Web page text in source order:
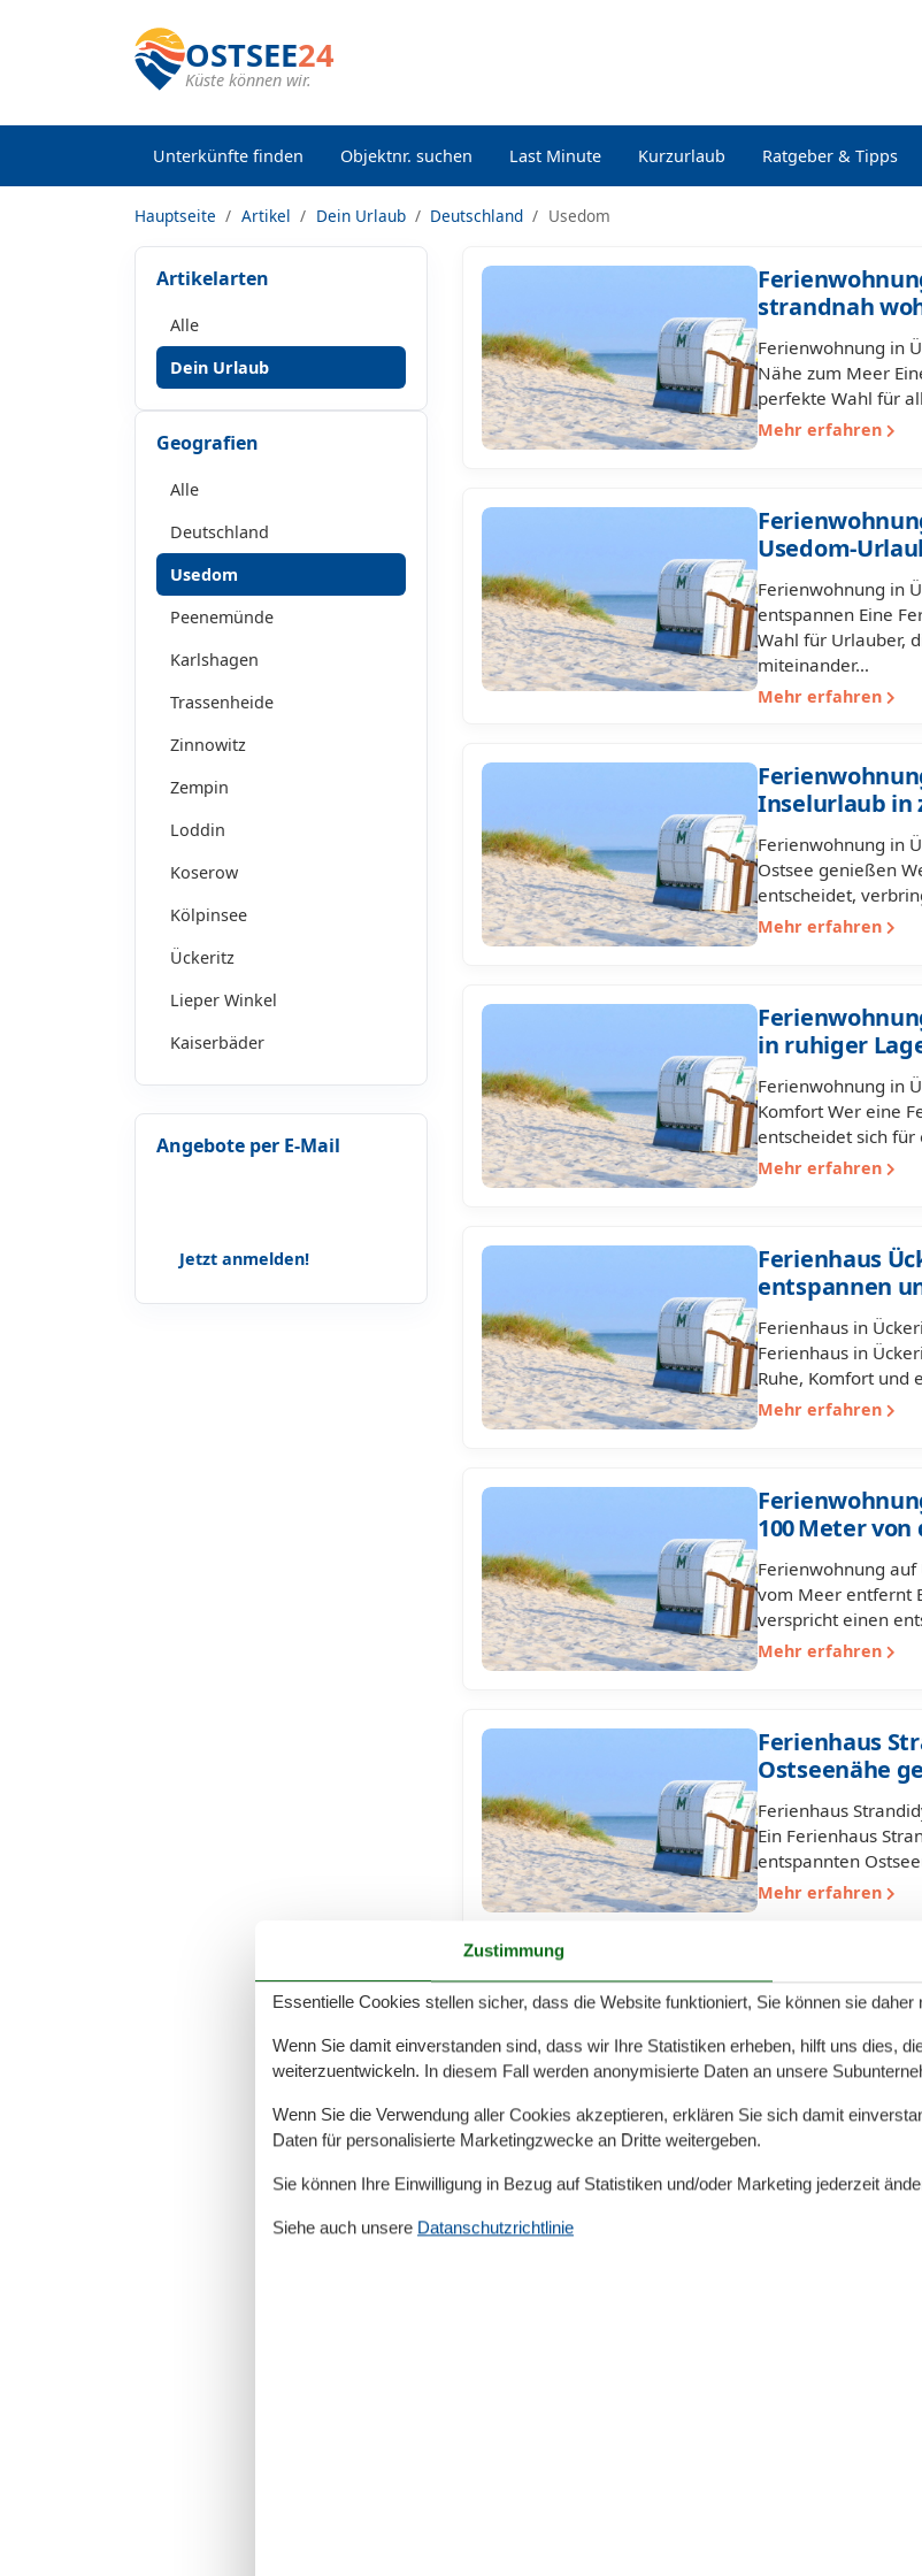
OSTSEE24
Küste können wir.
Unterkünfte finden Objektnr. suchen Last Minute Kurzurlaub Ratgeber & Tipps
Hauptseite Artikel Dein Urlaub Deutschland Usedom
strandnah
Ferienwohnung in
Nähe zum Meer
perfekte Wahl für
Mehr erfahren
Usedom-
Ferienwohnung in
entspannen Eine
Wahl für Urlauber,
miteinander…
Mehr erfahren
Inselurlaub in
Ferienwohnung in
Ostsee genießen
entscheidet,
Mehr erfahren
in ruhiger
Ferienwohnung in
Komfort Wer eine
entscheidet sich
Mehr erfahren
Ferienhaus
entspannen
Ferienhaus in
Ferienhaus in
Ruhe, Komfort und
Mehr erfahren
100 Meter
Ferienwohnung
vom Meer entfernt
verspricht einen
Mehr erfahren
Ferienhaus
Ostseenähe
Ferienhaus
Ein Ferienhaus
entspannten
Mehr erfahren
Bungalow
Ostseenähe
Bungalow in
entfernt Ein
Ostseenähe. Bitte
Urlaub in
Urlaub in
Ostsee entfernt
Tage inmitten
Trassenheide
Artikelarten
Alle
Dein Urlaub
Geografien
Alle
Deutschland
Usedom
Peenemünde
Karlshagen
Trassenheide
Zinnowitz
Zempin
Loddin
Koserow
Kölpinsee
Ückeritz
Lieper Winkel
Kaiserbäder
Angebote per E-Mail
Jetzt anmelden!
Zustimmung
Essentielle Cookies stellen sicher, dass die Website funktioniert, Sie können sie daher
Wenn Sie damit einverstanden sind, dass wir Ihre Statistiken erheben, hilft uns dies,
weiterzuentwickeln. In diesem Fall werden anonymisierte Daten an unsere
Wenn Sie die Verwendung aller Cookies akzeptieren, erklären Sie sich damit
Daten für personalisierte Marketingzwecke an Dritte weitergeben.
Sie können Ihre Einwilligung in Bezug auf Statistiken und/oder Marketing jederzeit
Siehe auch unsere Datanschutzrichtlinie